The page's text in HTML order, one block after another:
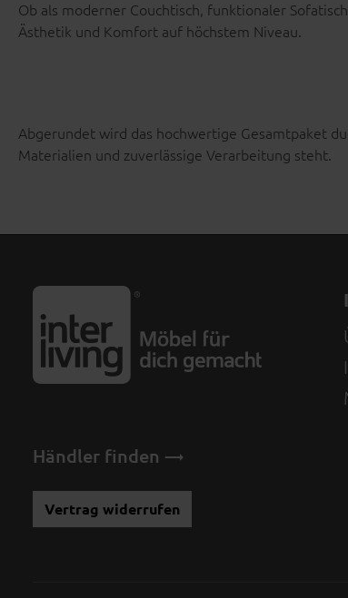
Ob als moderner Couchtisch, funktionaler
Ästhetik und Komfort auf höchstem Niveau.
Abgerundet wird das hochwertige Gesamtpaket
Materialien und zuverlässige Verarbeitung steht.
Händler finden
Vertrag widerrufen